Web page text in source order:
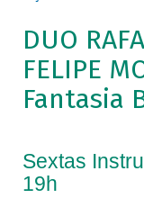
DUO
FELIPE
Fantasia
Sextas
19h